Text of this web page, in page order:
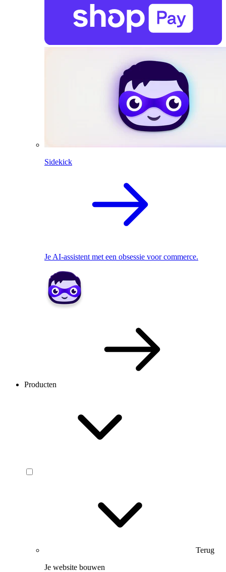
Sidekick
Je AI-assistent met een obsessie voor commerce.
Producten
Terug
Je website bouwen